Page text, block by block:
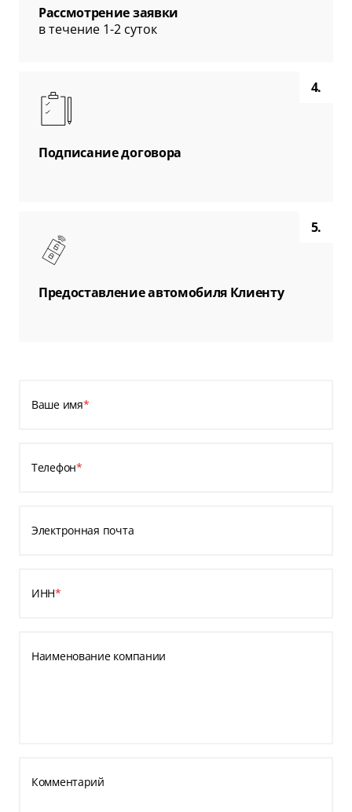
Рассмотрение заявки
в течение 1-2 суток
4.
Подписание договора
5.
Предоставление автомобиля Клиенту
Ваше имя*
Телефон*
Электронная почта
ИНН*
Наименование компании
Комментарий